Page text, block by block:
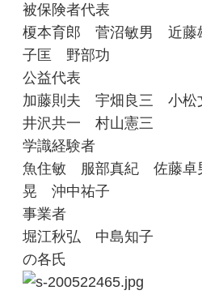
被保険者代表
榎本育郎 菅沼敏男 近
子匡 野部功
公益代表
加藤則夫 宇畑良三 小
井沢共一 村山憲三
学識経験者
魚住敏 服部真紀 佐藤
晃 沖中祐子
事業者
堀江秋弘 中島知子
の各氏